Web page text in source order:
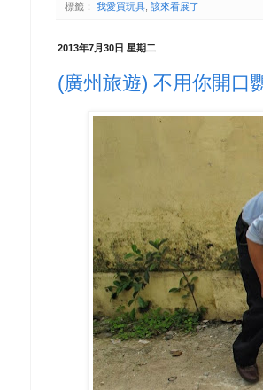
標籤： 我愛買玩具 該來看展了
2013年7月30日 星期二
(廣州旅遊) 不用你開口